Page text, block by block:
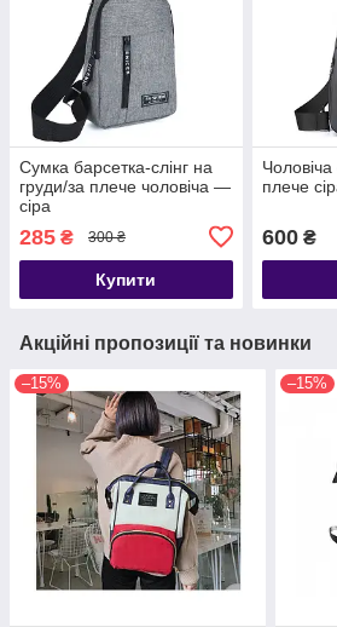
Сумка барсетка-слінг на
груди/за плече чоловіча —
сіра
285 ₴ 300 ₴
Купити
плече
600₴
Акційні пропозиції та новинки
–15% –15%